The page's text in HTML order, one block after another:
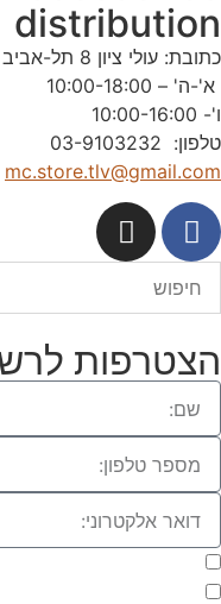
distribution
כתובת: עולי ציון 8 תל-אביב יפו
א'-ה' – 10:00-18:00
ו'- 10:00-16:00
טלפון: 03-9103232
mc.store.tlv@gmail.com
הצטרפות